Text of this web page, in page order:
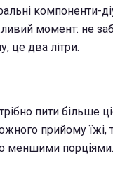
компоненти-
момент: не
це два літри.
пити більше
прийому їжі,
меншими порціями.